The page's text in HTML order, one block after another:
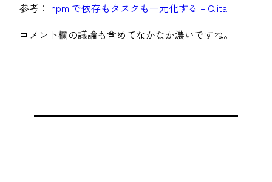
参考： npm で依存もタスクも一元化する – Qiita
コメント欄の議論も含めてなかなか濃いですね。